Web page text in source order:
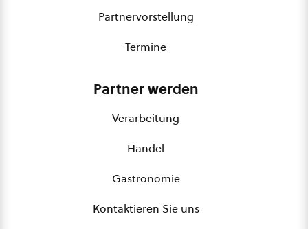
Partnervorstellung
Termine
Partner werden
Verarbeitung
Handel
Gastronomie
Kontaktieren Sie uns